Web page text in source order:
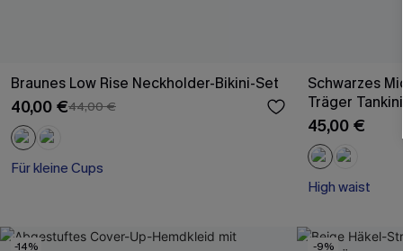
Braunes Low Rise Neckholder-Bikini-Set
40,00 €44,00 €
Für kleine Cups
Schwarzes
Träger
45,00 €
High waist
-14% -9%